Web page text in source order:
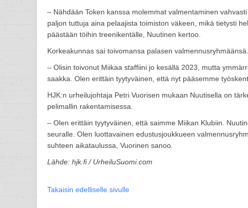
– Nähdään Token kanssa molemmat valmentaminen
paljon tuttuja aina pelaajista toimiston väkeen, mikä tietysti
päästään töihin treenikentälle, Nuutinen kertoo.
Korkeakunnas sai toivomansa palasen valmennusryhmäänsä.
– Olisin toivonut Miikaa staffiini jo kesällä 2023, mutta
saakka. Olen erittäin tyytyväinen, että nyt pääsemme
HJK:n urheilujohtaja Petri Vuorisen mukaan Nuutisella on
pelimallin rakentamisessa.
– Olen erittäin tyytyväinen, että saimme Miikan Klubiin.
seuralle. Olen luottavainen edustusjoukkueen
suhteen aikataulussa, Vuorinen sanoo.
Lähde: hjk.fi / UrheiluSuomi.com
Takaisin edelliselle sivulle